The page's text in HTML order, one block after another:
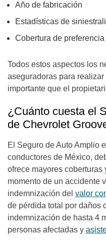
Año de fabricación
Estadísticas de
Cobertura de preferencia
Todos estos aspectos los
aseguradoras para
importante que el
¿Cuánto cuesta el
de Chevrolet
El Seguro de Auto Amplio
conductores de México,
ofrece mayores coberturas
momento de un accidente
indemnización del valor
de pérdida total por daños
indemnización de hasta 4
personas afectadas y